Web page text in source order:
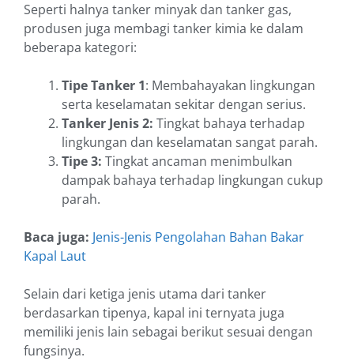
Seperti halnya tanker minyak dan tanker gas,
produsen juga membagi tanker kimia ke dalam
beberapa kategori:
Tipe Tanker 1: Membahayakan lingkungan
serta keselamatan sekitar dengan serius.
Tanker Jenis 2: Tingkat bahaya terhadap
lingkungan dan keselamatan sangat parah.
Tipe 3: Tingkat ancaman menimbulkan
dampak bahaya terhadap lingkungan cukup
parah.
Baca juga: Jenis-Jenis Pengolahan Bahan Bakar
Kapal Laut
Selain dari ketiga jenis utama dari tanker
berdasarkan tipenya, kapal ini ternyata juga
memiliki jenis lain sebagai berikut sesuai dengan
fungsinya.